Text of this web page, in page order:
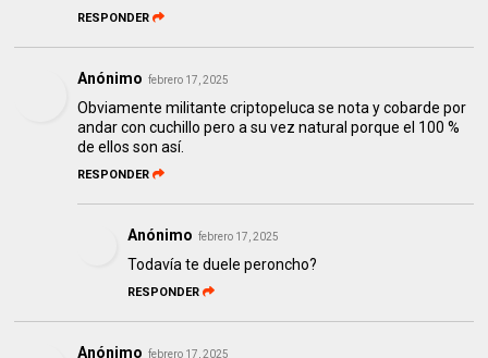
RESPONDER
Anónimo febrero 17, 2025
Obviamente militante criptopeluca se nota y cobarde por
andar con cuchillo pero a su vez natural porque el 100 %
de ellos son así.
RESPONDER
Anónimo febrero 17, 2025
Todavía te duele peroncho?
RESPONDER
Anónimo febrero 17, 2025